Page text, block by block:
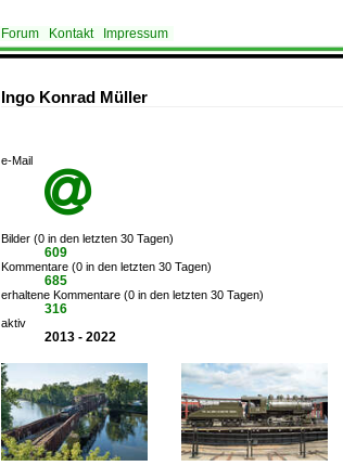
Forum Kontakt Impressum
Ingo Konrad Müller
e-Mail

Bilder (0 in den letzten 30 Tagen)
609
Kommentare (0 in den letzten 30 Tagen)
685
erhaltene Kommentare (0 in den letzten 30 Tagen)
316
aktiv
2013 - 2022